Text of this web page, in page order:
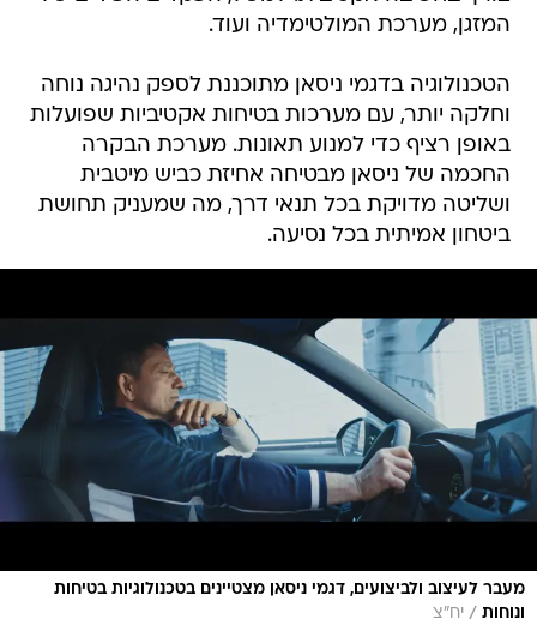
המזגן, מערכת המולטימדיה ועוד.
הטכנולוגיה בדגמי ניסאן מתוכננת לספק נהיגה נוחה
וחלקה יותר, עם מערכות בטיחות אקטיביות שפועלות
באופן רציף כדי למנוע תאונות. מערכת הבקרה
החכמה של ניסאן מבטיחה אחיזת כביש מיטבית
ושליטה מדויקת בכל תנאי דרך, מה שמעניק תחושת
ביטחון אמיתית בכל נסיעה.
מעבר לעיצוב ולביצועים, דגמי ניסאן מצטיינים בטכנולוגיות בטיחות
ונוחות / יח"צ